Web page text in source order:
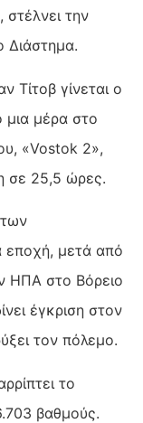
την
Διάστημα.
Τίτοβ γίνεται ο
μέρα στο
«Vostok 2»,
σε 25,5 ώρες.
εποχή, μετά από
ΗΠΑ στο Βόρειο
έγκριση στον
τον πόλεμο.
το
βαθμούς.